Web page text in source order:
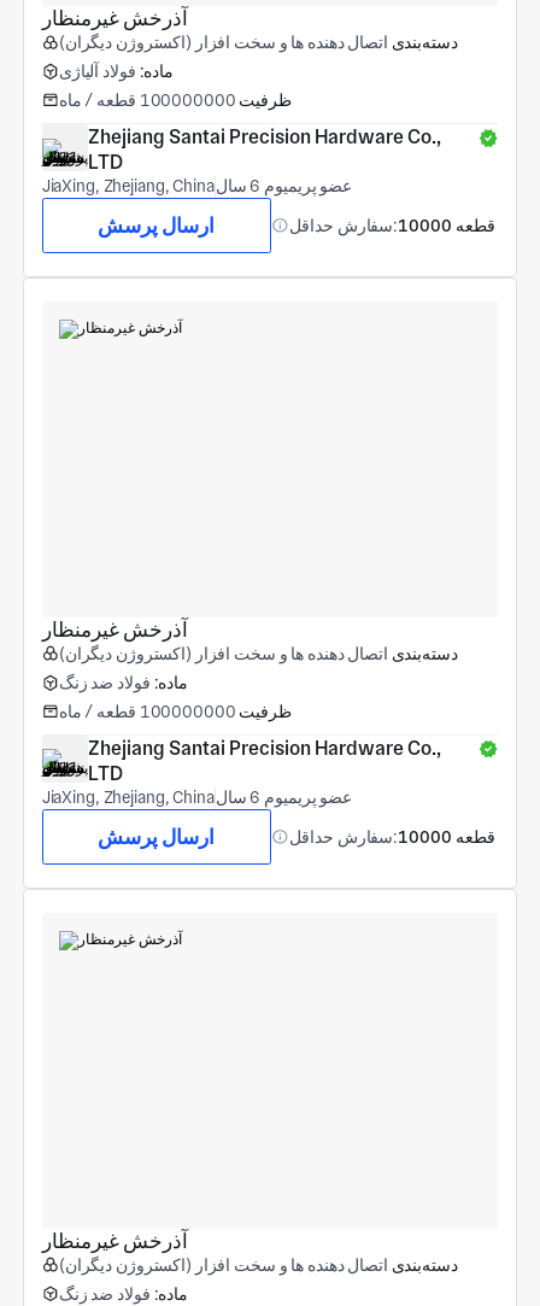
آذرخش غیرمنظار
دسته‌بندی اتصال دهنده ها و سخت افزار (اکستروژن دیگران)
ماده: فولاد آلیاژی
ظرفیت 100000000 قطعه / ماه
Zhejiang Santai Precision Hardware Co.,
LTD
JiaXing, Zhejiang, China عضو پریمیوم 6 سال
ارسال پرسش سفارش حداقل: 10000 قطعه
آذرخش غیرمنظار
دسته‌بندی اتصال دهنده ها و سخت افزار (اکستروژن دیگران)
ماده: فولاد ضد زنگ
ظرفیت 100000000 قطعه / ماه
Zhejiang Santai Precision Hardware Co.,
LTD
JiaXing, Zhejiang, China عضو پریمیوم 6 سال
ارسال پرسش سفارش حداقل: 10000 قطعه
آذرخش غیرمنظار
دسته‌بندی اتصال دهنده ها و سخت افزار (اکستروژن دیگران)
ماده: فولاد ضد زنگ